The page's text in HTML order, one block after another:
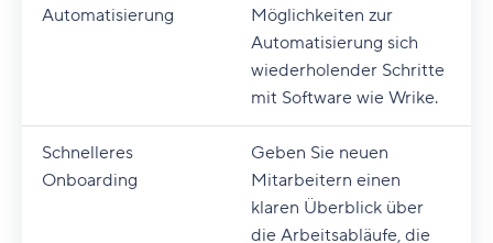
Automatisierung
Möglichkeiten zur
Automatisierung sich
wiederholender Schritte
mit Software wie Wrike.
Schnelleres
Onboarding
Geben Sie neuen
Mitarbeitern einen
klaren Überblick über
die Arbeitsabläufe, die